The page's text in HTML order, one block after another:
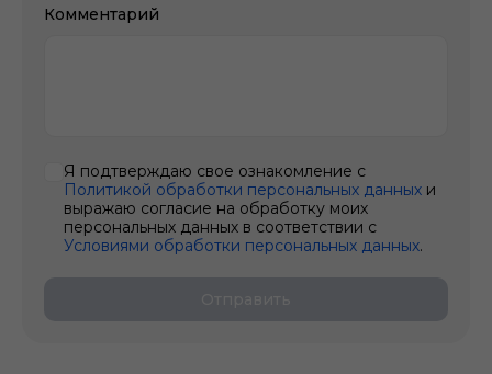
Комментарий
Я подтверждаю свое ознакомление с
Политикой обработки персональных данных и
выражаю согласие на обработку моих
персональных данных в соответствии с
Условиями обработки персональных данных.